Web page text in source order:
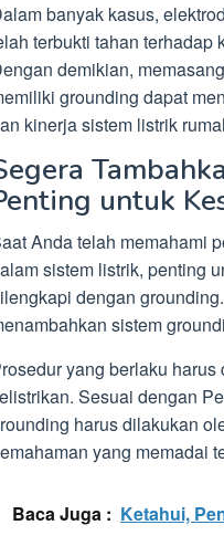
banyak kasus,
terbukti tahan terhadap
demikian,
grounding dapat
kinerja sistem listrik
untuk
Anda telah memahami
sistem listrik, penting
dengan
sistem
yang berlaku
Sesuai dengan
harus dilakukan
yang memadai
Baca Juga : Ketahui,